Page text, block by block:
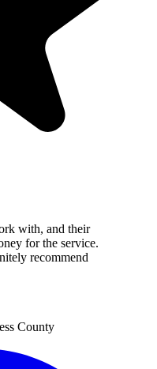
with, and their
for the service.
recommend
County